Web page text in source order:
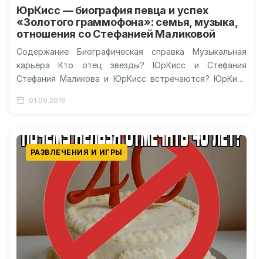
ЮрКисс — биография певца и успех
«Золотого граммофона»: семья, музыка,
отношения со Стефанией Маликовой
Содержание Биографическая справка Музыкальная
карьера Кто отец звезды? ЮрКисс и Стефания
Стефания Маликова и ЮрКисс встречаются? ЮрКисс
отношения со Стефанией…
01.09.2016
РАЗВЛЕЧЕНИЯ И ИГРЫ